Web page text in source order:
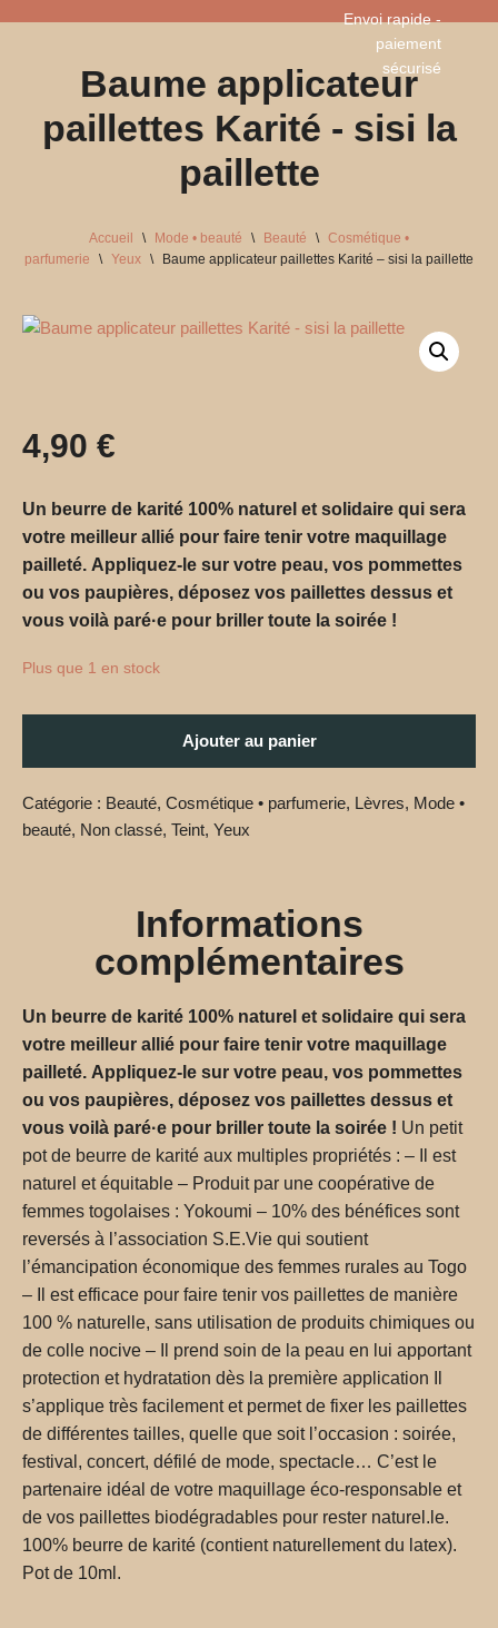
Envoi rapide -
paiement
sécurisé​
Baume applicateur
paillettes Karité - sisi la
paillette
Accueil \ Mode • beauté \ Beauté \ Cosmétique •
parfumerie
\ Yeux \ Baume applicateur paillettes Karité – sisi la paillette
4,90 €
Un beurre de karité 100% naturel et solidaire qui sera
votre meilleur allié pour faire tenir votre maquillage
pailleté. Appliquez-le sur votre peau, vos pommettes
ou vos paupières, déposez vos paillettes dessus et
vous voilà paré·e pour briller toute la soirée !
Plus que 1 en stock
Ajouter au panier
Catégorie : Beauté, Cosmétique • parfumerie, Lèvres, Mode •
beauté, Non classé, Teint, Yeux
Informations
complémentaires
Un beurre de karité 100% naturel et solidaire qui sera
votre meilleur allié pour faire tenir votre maquillage
pailleté. Appliquez-le sur votre peau, vos pommettes
ou vos paupières, déposez vos paillettes dessus et
vous voilà paré·e pour briller toute la soirée ! Un petit
pot de beurre de karité aux multiples propriétés : – Il est
naturel et équitable – Produit par une coopérative de
femmes togolaises : Yokoumi – 10% des bénéfices sont
reversés à l’association S.E.Vie qui soutient
l’émancipation économique des femmes rurales au Togo
– Il est efficace pour faire tenir vos paillettes de manière
100 % naturelle, sans utilisation de produits chimiques ou
de colle nocive – Il prend soin de la peau en lui apportant
protection et hydratation dès la première application Il
s’applique très facilement et permet de fixer les paillettes
de différentes tailles, quelle que soit l’occasion : soirée,
festival, concert, défilé de mode, spectacle… C’est le
partenaire idéal de votre maquillage éco-responsable et
de vos paillettes biodégradables pour rester naturel.le.
100% beurre de karité (contient naturellement du latex).
Pot de 10ml.